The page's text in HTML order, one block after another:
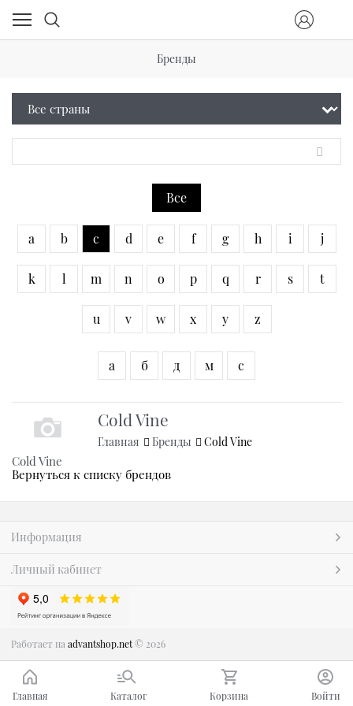
Бренды
Все
a b c d e f g h i j
k l m n o p q r s t
u v w x y z
а б д м с
Cold Vine
Главная Бренды Cold Vine
Cold Vine
Вернуться к списку брендов
Информация
Личный кабинет
Работает на advantshop.net© 2026
Главная Каталог Корзина Войти